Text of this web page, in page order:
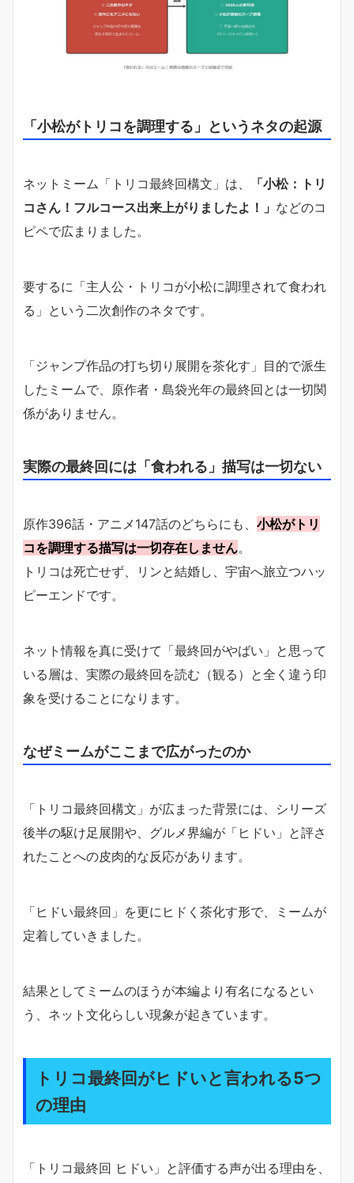
「小松がトリコを調理する」というネタの起源
ネットミーム「トリコ最終回構文」は、
「小松：トリ
コさん！フルコース出来上がりましたよ！」 などのコ
ピペで広まりました。
要するに「主人公・トリコが小松に調理されて食われ
る」という二次創作のネタです。
「ジャンプ作品の打ち切り展開を茶化す」目的で派生
したミームで、原作者・島袋光年の最終回とは一切関
係がありません。
実際の最終回には「食われる」描写は一切ない
原作396話・アニメ147話のどちらにも、 小松がトリ
コを調理する描写は一切存在しません。
トリコは死亡せず、リンと結婚し、宇宙へ旅立つハッ
ピーエンドです。
ネット情報を真に受けて「最終回がやばい」と思って
いる層は、実際の最終回を読む（観る）と全く違う印
象を受けることになります。
なぜミームがここまで広がったのか
「トリコ最終回構文」が広まった背景には、シリーズ
後半の駆け足展開や、グルメ界編が「ヒドい」と評さ
れたことへの皮肉的な反応があります。
「ヒドい最終回」を更にヒドく茶化す形で、ミームが
定着していきました。
結果としてミームのほうが本編より有名になるとい
う、ネット文化らしい現象が起きています。
トリコ最終回がヒドいと言われる5つ
の理由
「トリコ最終回 ヒドい」と評価する声が出る理由を、